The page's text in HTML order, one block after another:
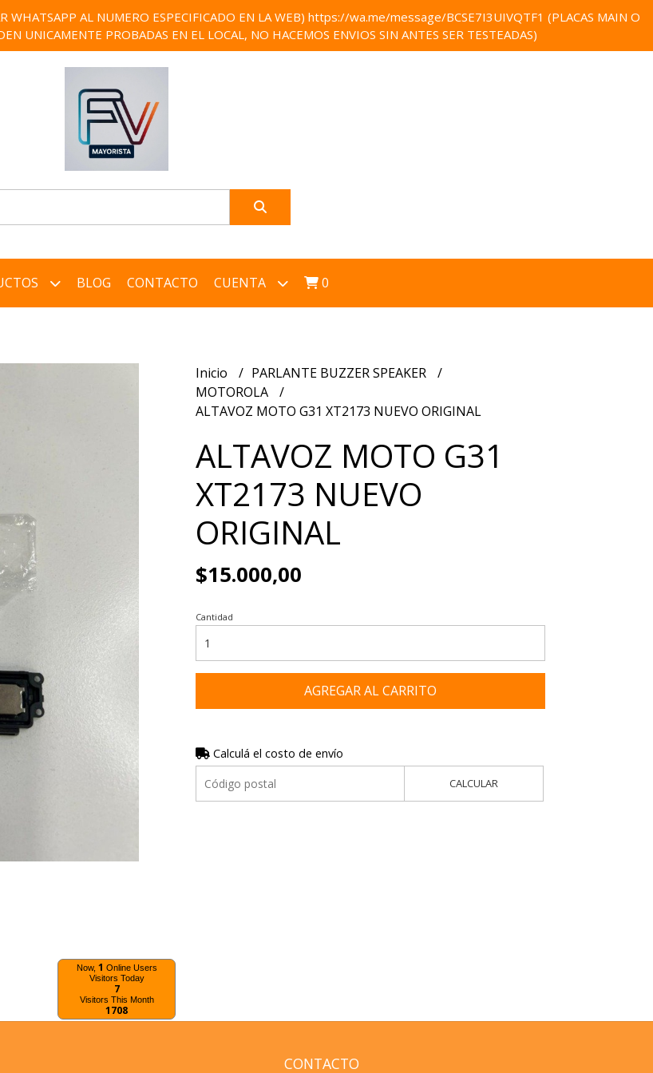
WHATSAPP AL NUMERO ESPECIFICADO EN LA WEB) https://wa.me/message/BCSE7I3UIVQTF1 (PLACAS MAIN O
UNICAMENTE PROBADAS EN EL LOCAL, NO HACEMOS ENVIOS SIN ANTES SER TESTEADAS)
BLOG CONTACTO CUENTA 0
Inicio
PARLANTE BUZZER SPEAKER
MOTOROLA
ALTAVOZ MOTO G31 XT2173 NUEVO ORIGINAL
ALTAVOZ MOTO G31
XT2173 NUEVO
ORIGINAL
$15.000,00
Cantidad
AGREGAR AL CARRITO
Calculá el costo de envío
CALCULAR
Now, 1 Online Users
Visitors Today
7
Visitors This Month
1708
CONTACTO